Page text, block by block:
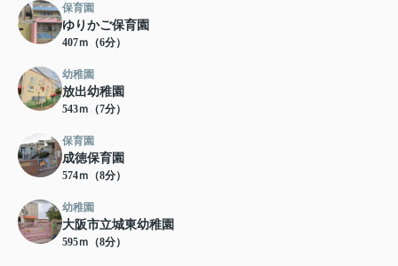
保育園
ゆりかご保育園
407ｍ（6分）
幼稚園
放出幼稚園
543ｍ（7分）
保育園
成徳保育園
574ｍ（8分）
幼稚園
大阪市立城東幼稚園
595ｍ（8分）